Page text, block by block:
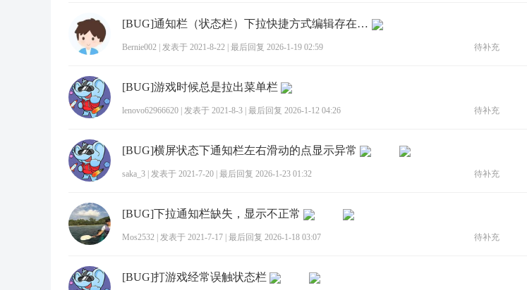
[BUG]通知栏（状态栏）下拉快捷方式编辑存在bug
Bernie002 发表于 2021-8-22 最后回复 2026-1-19 02:59 待补充
[BUG]游戏时候总是拉出菜单栏
lenovo62966620 发表于 2021-8-3 最后回复 2026-1-12 04:26 待补充
[BUG]横屏状态下通知栏左右滑动的点显示异常
saka_3 发表于 2021-7-20 最后回复 2026-1-23 01:32 待补充
[BUG]下拉通知栏缺失，显示不正常
Mos2532 发表于 2021-7-17 最后回复 2026-1-18 03:07 待补充
[BUG]打游戏经常误触状态栏